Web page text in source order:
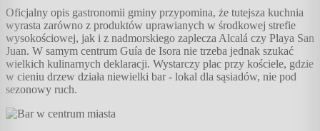
Oficjalny opis gastronomii gminy przypomina, że tutejsza kuchnia
wyrasta zarówno z produktów uprawianych w środkowej strefie
wysokościowej, jak i z nadmorskiego zaplecza Alcalá czy Playa San
Juan. W samym centrum Guía de Isora nie trzeba jednak szukać
wielkich kulinarnych deklaracji. Wystarczy plac przy kościele, gdzie
w cieniu drzew działa niewielki bar - lokal dla sąsiadów, nie pod
sezonowy ruch.